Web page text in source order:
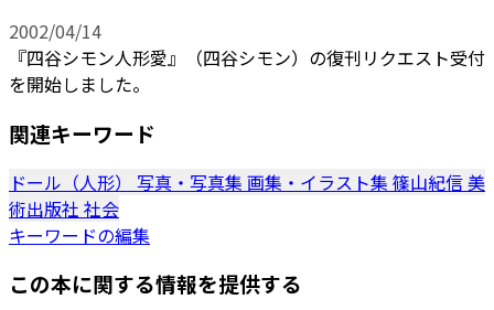
2002/04/14
『四谷シモン人形愛』（四谷シモン）の復刊リクエスト受付
を開始しました。
関連キーワード
ドール（人形） 写真・写真集 画集・イラスト集 篠山紀信美
術出版社 社会
キーワードの編集
この本に関する情報を提供する